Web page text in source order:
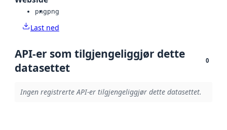
pngpng
Last ned
API-er som tilgjengeliggjør dette
datasettet
0
Ingen registrerte API-er tilgjengeliggjør dette datasettet.